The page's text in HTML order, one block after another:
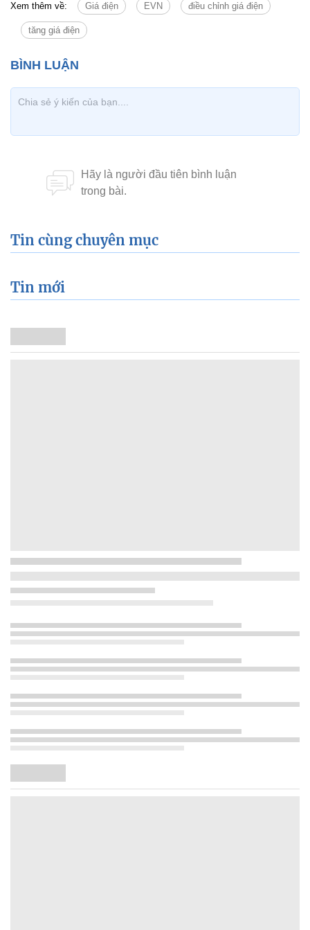
Xem thêm về: Giá điện EVN điều chỉnh giá điện
tăng giá điện
Tin cùng chuyên mục
Tin mới